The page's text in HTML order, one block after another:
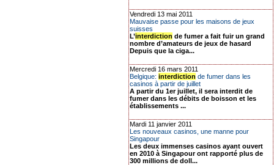
Vendredi 13 mai 2011
Mauvaise passe pour les maisons de jeux
suisses
L’interdiction de fumer a fait fuir un grand
nombre d’amateurs de jeux de hasard
Depuis que la ciga...
Mercredi 16 mars 2011
Belgique: interdiction de fumer dans les
casinos à partir de juillet
A partir du 1er juillet, il sera interdit de
fumer dans les débits de boisson et les
établissements ...
Mardi 11 janvier 2011
Les nouveaux casinos, une manne pour
Singapour
Les deux immenses casinos ayant ouvert
en 2010 à Singapour ont rapporté plus de
300 millions de doll...